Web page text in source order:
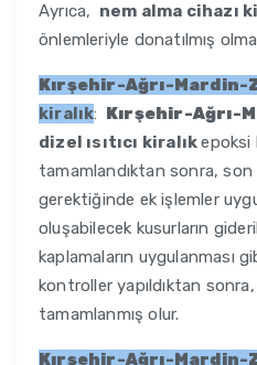
Ayrıca, nem alma cihazı
önlemleriyle donatılmış
Kırşehir-Ağrı-Mardin-
kiralık: Kırşehir-Ağrı-
dizel ısıtıcı kiralıkepoksi
tamamlandıktan sonra, son
gerektiğinde ek işlemler
oluşabilecek kusurların
kaplamaların uygulanması
kontroller yapıldıktan
tamamlanmış olur.
Kırşehir-Ağrı-Mardin-